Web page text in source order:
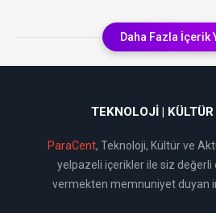
Daha Fazla İçerik
TEKNOLOJI |
ParaCent, Teknoloji, Kültür ve
yelpazeli içerikler ile siz değerli
vermekten memnuniyet duyan